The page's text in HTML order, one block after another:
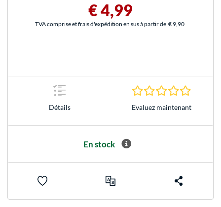
€ 4,99
TVA comprise et frais d'expédition en sus à partir de € 9,90
Détails Evaluez maintenant
En stock